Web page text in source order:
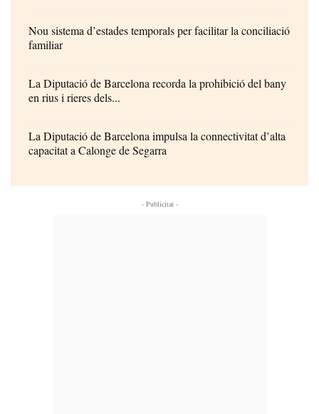
Nou sistema d’estades temporals per facilitar la conciliació
familiar
La Diputació de Barcelona recorda la prohibició del bany
en rius i rieres dels...
La Diputació de Barcelona impulsa la connectivitat d’alta
capacitat a Calonge de Segarra
- Publicitat -